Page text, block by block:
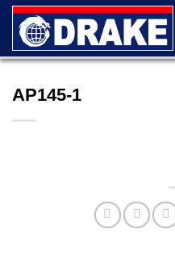
Skip
content
AP145-1